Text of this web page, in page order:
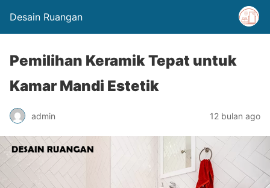
Desain Ruangan
Pemilihan Keramik Tepat untuk
Kamar Mandi Estetik
admin 12 bulan ago